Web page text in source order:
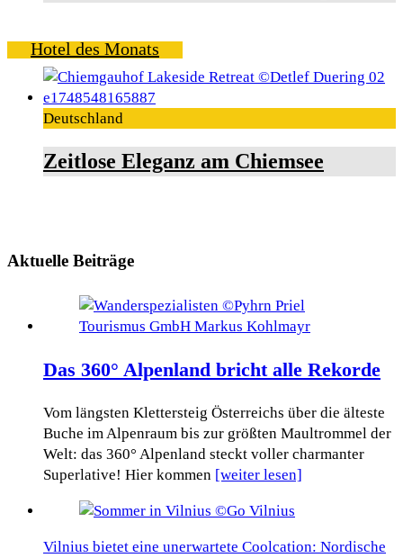
Hotel des Monats
Deutschland
Zeitlose Eleganz am Chiemsee
Aktuelle Beiträge
Das 360° Alpenland bricht alle Rekorde
Vom längsten Klettersteig Österreichs über die älteste
Buche im Alpenraum bis zur größten Maultrommel der
Welt: das 360° Alpenland steckt voller charmanter
Superlative! Hier kommen [weiter lesen]
Vilnius bietet eine unerwartete Coolcation: Nordische